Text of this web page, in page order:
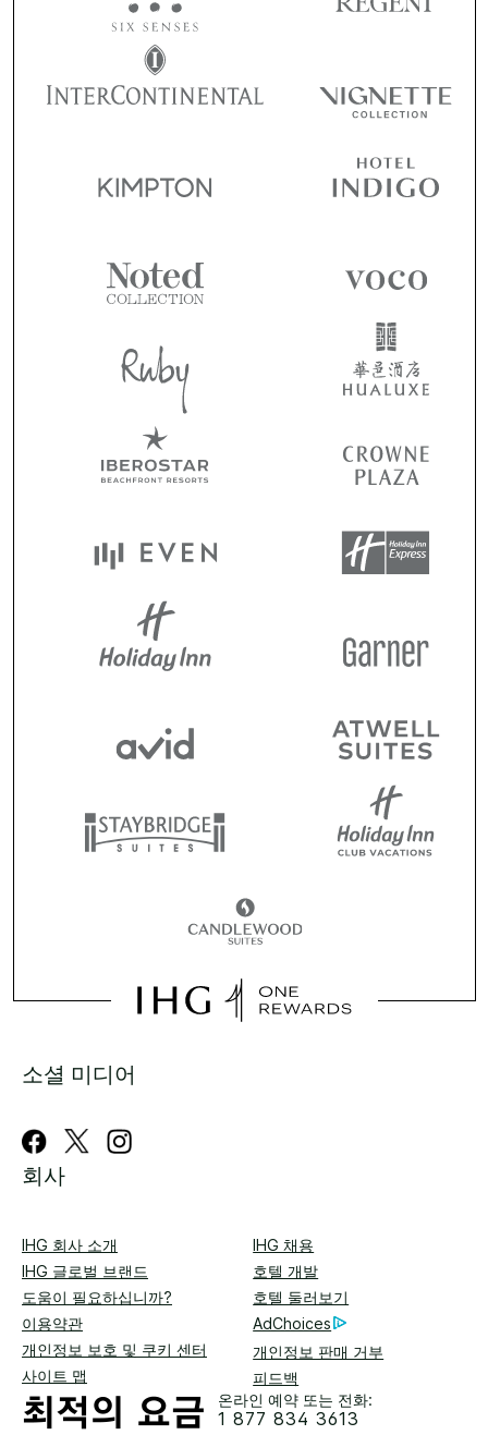
소셜 미디어
회사
IHG 회사 소개
IHG 채용
IHG 글로벌 브랜드
호텔 개발
도움이 필요하십니까?
호텔 둘러보기
이용약관
AdChoices
개인정보 보호 및 쿠키 센터
개인정보 판매 거부
사이트 맵
피드백
온라인 예약 또는 전화:
1 877 834 3613